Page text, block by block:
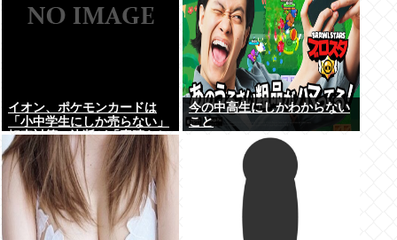
イオン、ポケモンカードは
「小中学生にしか売らない」
転売対策の決断が「素晴らし
い」
今の中高生にしかわからない
こと